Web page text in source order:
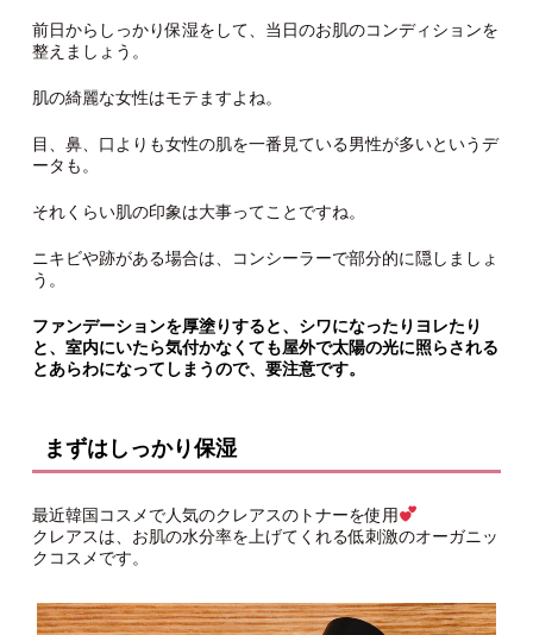
前日からしっかり保湿をして、当日のお肌のコンディションを
整えましょう。
肌の綺麗な女性はモテますよね。
目、鼻、口よりも女性の肌を一番見ている男性が多いというデ
ータも。
それくらい肌の印象は大事ってことですね。
ニキビや跡がある場合は、コンシーラーで部分的に隠しましょ
う。
ファンデーションを厚塗りすると、シワになったりヨレたり
と、室内にいたら気付かなくても屋外で太陽の光に照らされる
とあらわになってしまうので、要注意です。
まずはしっかり保湿
最近韓国コスメで人気のクレアスのトナーを使用
クレアスは、お肌の水分率を上げてくれる低刺激のオーガニッ
クコスメです。